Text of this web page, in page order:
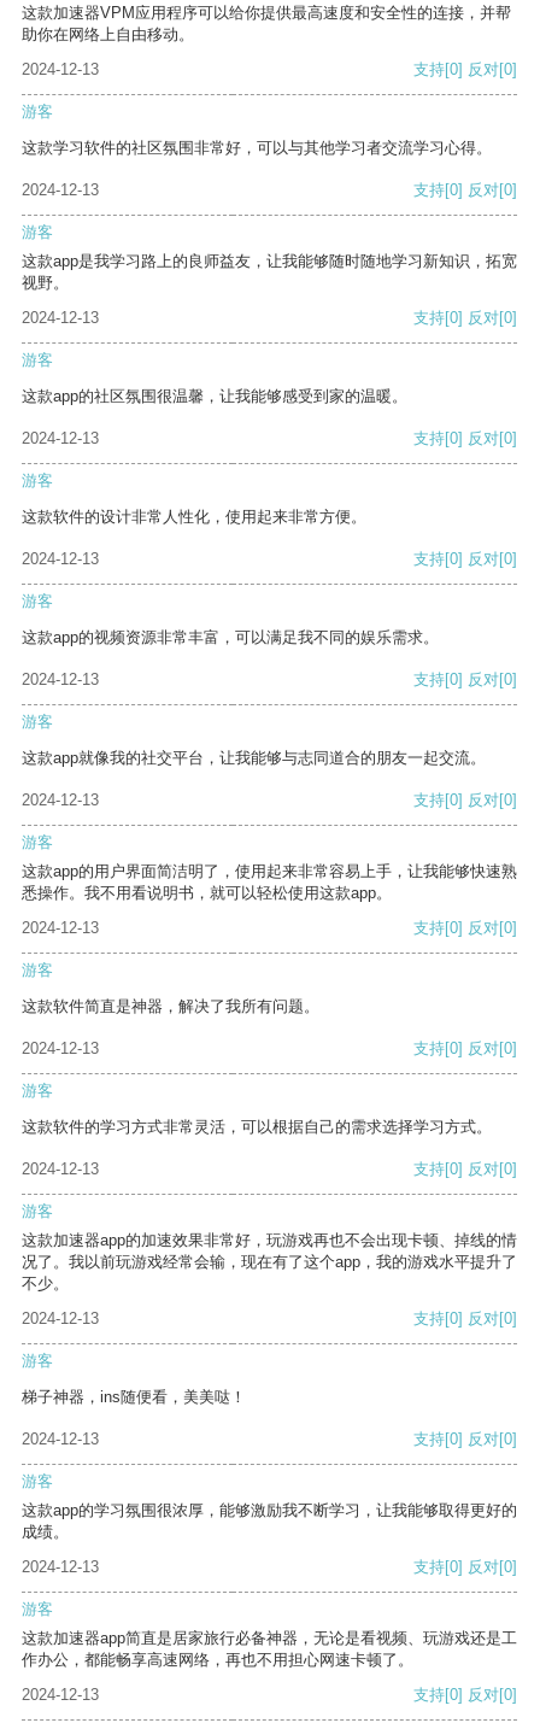
这款加速器VPM应用程序可以给你提供最高速度和安全性的连接，并帮
助你在网络上自由移动。
2024-12-13
支持[0] 反对[0]
游客
这款学习软件的社区氛围非常好，可以与其他学习者交流学习心得。
2024-12-13 支持[0] 反对[0]
游客
这款app是我学习路上的良师益友，让我能够随时随地学习新知识，拓宽
视野。
2024-12-13
支持[0] 反对[0]
游客
这款app的社区氛围很温馨，让我能够感受到家的温暖。
2024-12-13 支持[0] 反对[0]
游客
这款软件的设计非常人性化，使用起来非常方便。
2024-12-13 支持[0] 反对[0]
游客
这款app的视频资源非常丰富，可以满足我不同的娱乐需求。
2024-12-13 支持[0] 反对[0]
游客
这款app就像我的社交平台，让我能够与志同道合的朋友一起交流。
2024-12-13 支持[0] 反对[0]
游客
这款app的用户界面简洁明了，使用起来非常容易上手，让我能够快速熟
悉操作。我不用看说明书，就可以轻松使用这款app。
2024-12-13
支持[0] 反对[0]
游客
这款软件简直是神器，解决了我所有问题。
2024-12-13 支持[0] 反对[0]
游客
这款软件的学习方式非常灵活，可以根据自己的需求选择学习方式。
2024-12-13 支持[0] 反对[0]
游客
这款加速器app的加速效果非常好，玩游戏再也不会出现卡顿、掉线的情
况了。我以前玩游戏经常会输，现在有了这个app，我的游戏水平提升了
不少。
2024-12-13
支持[0] 反对[0]
游客
梯子神器，ins随便看，美美哒！
2024-12-13 支持[0] 反对[0]
游客
这款app的学习氛围很浓厚，能够激励我不断学习，让我能够取得更好的
成绩。
2024-12-13
支持[0] 反对[0]
游客
这款加速器app简直是居家旅行必备神器，无论是看视频、玩游戏还是工
作办公，都能畅享高速网络，再也不用担心网速卡顿了。
2024-12-13
支持[0] 反对[0]